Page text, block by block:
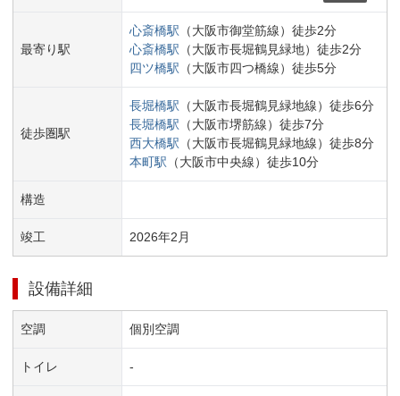
最寄り駅
心斎橋駅 （大阪市御堂筋線） 徒歩2分
心斎橋駅 （大阪市長堀鶴見緑地） 徒歩2分
四ツ橋駅 （大阪市四つ橋線） 徒歩5分
徒歩圏駅
長堀橋駅 （大阪市長堀鶴見緑地線） 徒歩6分
長堀橋駅 （大阪市堺筋線） 徒歩7分
西大橋駅 （大阪市長堀鶴見緑地線） 徒歩8分
本町駅 （大阪市中央線） 徒歩10分
構造
竣工 2026年2 月
設備詳細
空調 個別空調
トイレ -